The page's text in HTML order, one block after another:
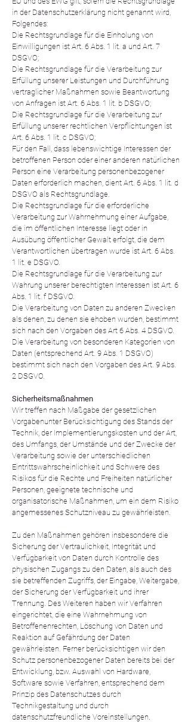
in der Datenschutzerklärung nicht genannt wird,
Folgendes:
Die Rechtsgrundlage für die Einholung von
Einwilligungen ist Art. 6 Abs. 1 lit. a und Art. 7
DSGVO;
Die Rechtsgrundlage für die Verarbeitung zur
Erfüllung unserer Leistungen und Durchführung
vertraglicher Maßnahmen sowie Beantwortung
von Anfragen ist Art. 6 Abs. 1 lit. b DSGVO;
Die Rechtsgrundlage für die Verarbeitung zur
Erfüllung unserer rechtlichen Verpflichtungen ist
Art. 6 Abs. 1 lit. c DSGVO;
Für den Fall, dass lebenswichtige Interessen der
betroffenen Person oder einer anderen natürlichen
Person eine Verarbeitung personenbezogener
Daten erforderlich machen, dient Art. 6 Abs. 1 lit. d
DSGVO als Rechtsgrundlage.
Die Rechtsgrundlage für die erforderliche
Verarbeitung zur Wahrnehmung einer Aufgabe,
die im öffentlichen Interesse liegt oder in
Ausübung öffentlicher Gewalt erfolgt, die dem
Verantwortlichen übertragen wurde ist Art. 6 Abs.
1 lit. e DSGVO.
Die Rechtsgrundlage für die Verarbeitung zur
Wahrung unserer berechtigten Interessen ist Art. 6
Abs. 1 lit. f DSGVO.
Die Verarbeitung von Daten zu anderen Zwecken
als denen, zu denen sie ehoben wurden, bestimmt
sich nach den Vorgaben des Art 6 Abs. 4 DSGVO.
Die Verarbeitung von besonderen Kategorien von
Daten (entsprechend Art. 9 Abs. 1 DSGVO)
bestimmt sich nach den Vorgaben des Art. 9 Abs.
2 DSGVO.
Sicherheitsmaßnahmen
Wir treffen nach Maßgabe der gesetzlichen
Vorgabenunter Berücksichtigung des Stands der
Technik, der Implementierungskosten und der Art,
des Umfangs, der Umstände und der Zwecke der
Verarbeitung sowie der unterschiedlichen
Eintrittswahrscheinlichkeit und Schwere des
Risikos für die Rechte und Freiheiten natürlicher
Personen, geeignete technische und
organisatorische Maßnahmen, um ein dem Risiko
angemessenes Schutzniveau zu gewährleisten.
Zu den Maßnahmen gehören insbesondere die
Sicherung der Vertraulichkeit, Integrität und
Verfügbarkeit von Daten durch Kontrolle des
physischen Zugangs zu den Daten, als auch des
sie betreffenden Zugriffs, der Eingabe, Weitergabe,
der Sicherung der Verfügbarkeit und ihrer
Trennung. Des Weiteren haben wir Verfahren
eingerichtet, die eine Wahrnehmung von
Betroffenenrechten, Löschung von Daten und
Reaktion auf Gefährdung der Daten
gewährleisten. Ferner berücksichtigen wir den
Schutz personenbezogener Daten bereits bei der
Entwicklung, bzw. Auswahl von Hardware,
Software sowie Verfahren, entsprechend dem
Prinzip des Datenschutzes durch
Technikgestaltung und durch
datenschutzfreundliche Voreinstellungen.